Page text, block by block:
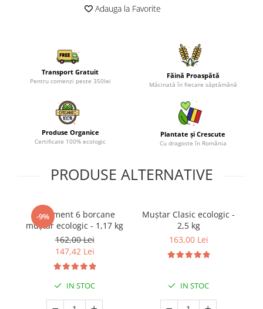
Adauga la Favorite
Transport Gratuit
Pentru comenzi peste 350lei
Făină Proaspătă
Măcinată în fiecare săptămână
Produse Organice
Certificate 100% ecologic
Plantate și Crescute
Cu dragoste în România
PRODUSE ALTERNATIVE
-9%
Sortiment 6 borcane
muștar ecologic - 1,17 kg
162,00 Lei
147,42 Lei
IN STOC
Muștar Clasic ecologic -
2,5 kg
163,00 Lei
IN STOC